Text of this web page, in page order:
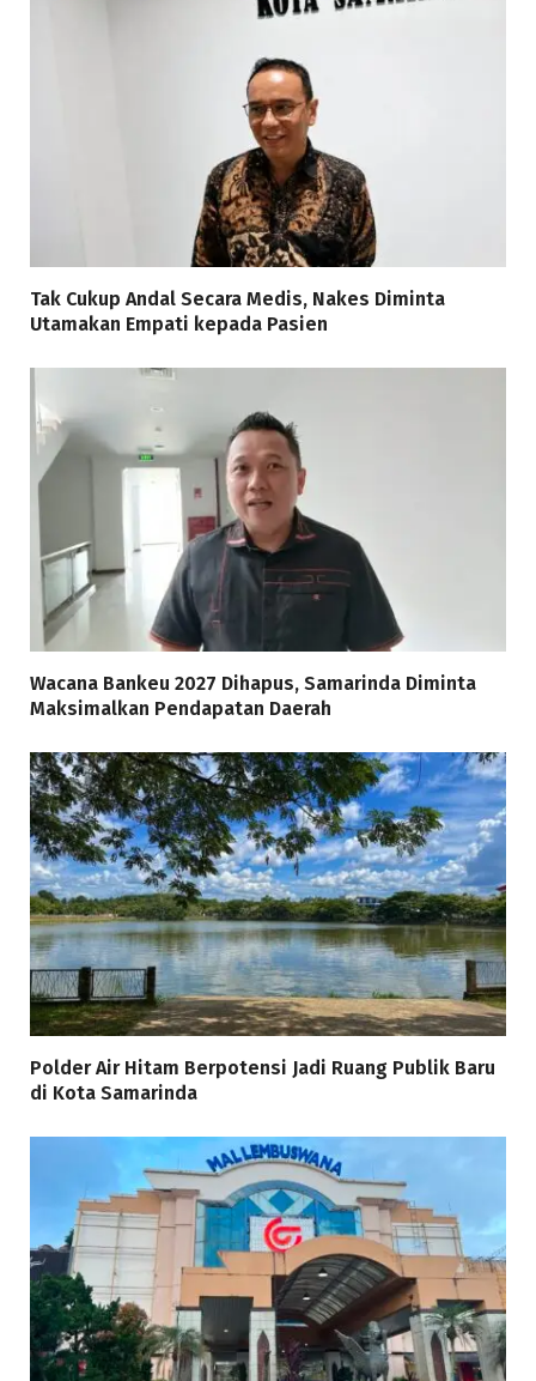
Tak Cukup Andal Secara Medis, Nakes Diminta
Utamakan Empati kepada Pasien
Wacana Bankeu 2027 Dihapus, Samarinda Diminta
Maksimalkan Pendapatan Daerah
Polder Air Hitam Berpotensi Jadi Ruang Publik Baru
di Kota Samarinda